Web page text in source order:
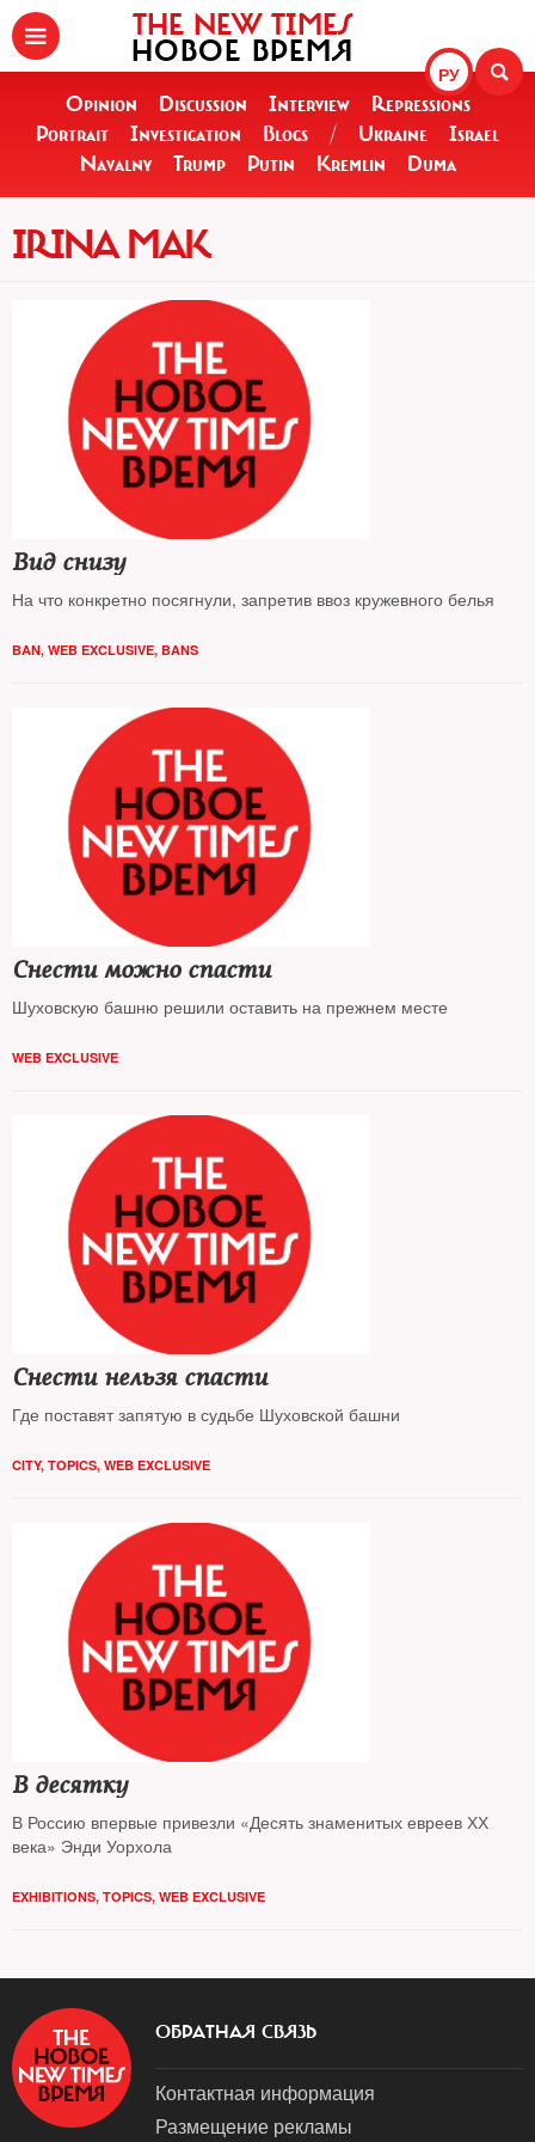
РУ
THE NEW TIMES
НОВОЕ ВРЕМЯ
Opinion Discussion Interview
Repressions
Portrait
Investigation Blogs / Ukraine
Israel
Navalny
Trump Putin Kremlin Duma
IRINA MAK
Вид снизу
На что конкретно посягнули, запретив ввоз кружевного белья
BAN, WEB EXCLUSIVE, BANS
Снести можно спасти
Шуховскую башню решили оставить на прежнем месте
WEB EXCLUSIVE
Снести нельзя спасти
Где поставят запятую в судьбе Шуховской башни
CITY, TOPICS, WEB EXCLUSIVE
В десятку
В Россию впервые привезли «Десять знаменитых евреев ХХ
века» Энди Уорхола
EXHIBITIONS, TOPICS, WEB EXCLUSIVE
ОБРАТНАЯ СВЯЗЬ
Контактная информация
Размещение рекламы